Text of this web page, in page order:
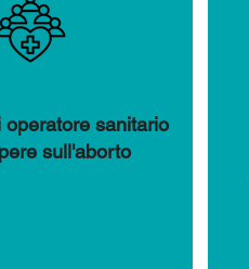
operatore sanitario
sull'aborto